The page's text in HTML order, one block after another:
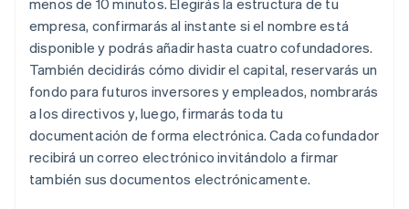
menos de 10 minutos. Elegirás la estructura de tu
empresa, confirmarás al instante si el nombre está
disponible y podrás añadir hasta cuatro cofundadores.
También decidirás cómo dividir el capital, reservarás un
fondo para futuros inversores y empleados, nombrarás
a los directivos y, luego, firmarás toda tu
documentación de forma electrónica. Cada cofundador
recibirá un correo electrónico invitándolo a firmar
también sus documentos electrónicamente.